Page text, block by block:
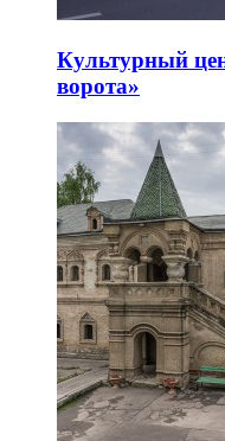
Культурный
ворота»